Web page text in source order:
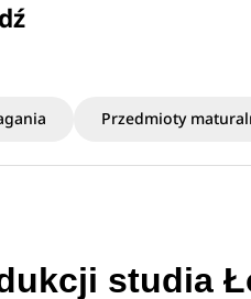
Przedmioty
studia